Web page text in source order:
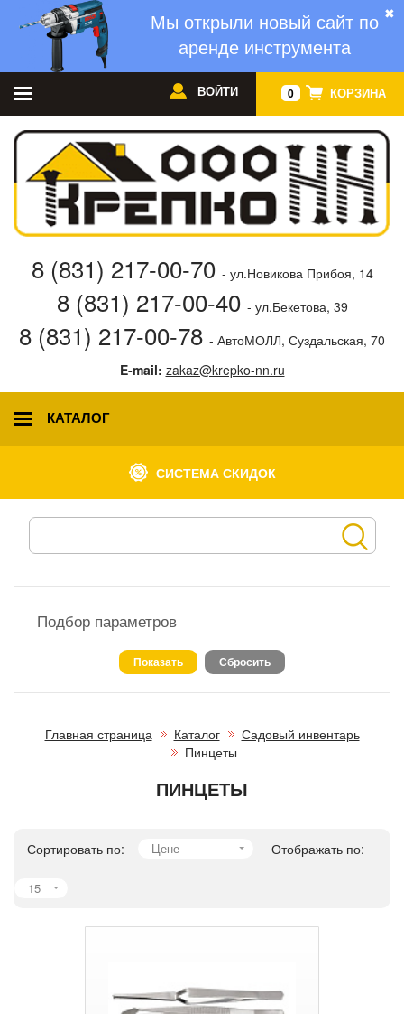
✖
Мы открыли новый сайт по
аренде инструмента
0 КОРЗИНА
ВОЙТИ
8 (831) 217-00-70 - ул.Новикова Прибоя, 14
8 (831) 217-00-40 - ул.Бекетова, 39
8 (831) 217-00-78 - АвтоМОЛЛ, Суздальская, 70
E-mail: zakaz@krepko-nn.ru
КАТАЛОГ
СИСТЕМА СКИДОК
Подбор параметров
Главная страница Каталог
Садовый инвентарь
Пинцеты
ПИНЦЕТЫ
Сортировать по: Цене Отображать по:
15